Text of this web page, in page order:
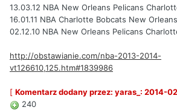
13.03.12 NBA New Orleans Pelicans
16.01.11 NBA Charlotte Bobcats New
02.12.10 NBA New Orleans Pelicans
http://obstawianie.com/nba-2013-2014-
vt126610,125.htm#1839986
[ Komentarz dodany przez: yaras_: 2014-
240